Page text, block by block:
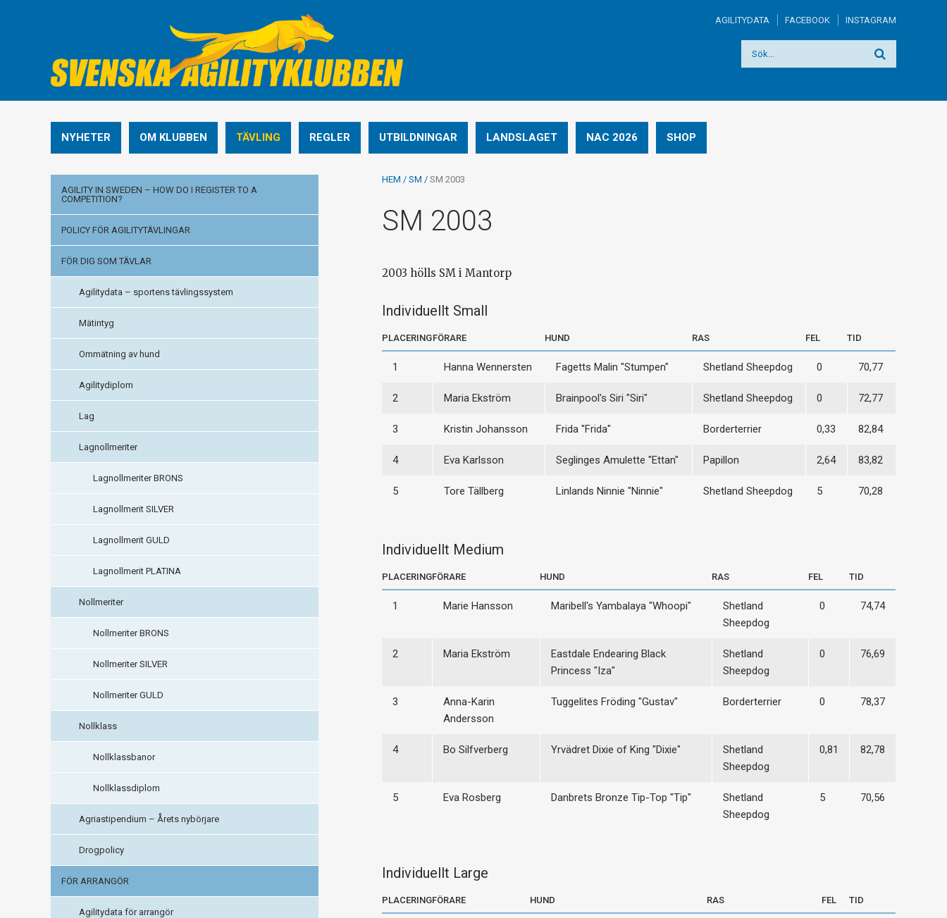
AGILITYDATA FACEBOOK INSTAGRAM
NYHETER OM KLUBBEN TÄVLING REGLER UTBILDNINGAR LANDSLAGET NAC 2026 SHOP
AGILITY IN SWEDEN – HOW DO I REGISTER TO A
COMPETITION?
POLICY FÖR AGILITYTÄVLINGAR
FÖR DIG SOM TÄVLAR
Agilitydata – sportens tävlingssystem
Mätintyg
Ommätning av hund
Agilitydiplom
Lag
Lagnollmeriter
Lagnollmeriter BRONS
Lagnollmerit SILVER
Lagnollmerit GULD
Lagnollmerit PLATINA
Nollmeriter
Nollmeriter BRONS
Nollmeriter SILVER
Nollmeriter GULD
Nollklass
Nollklassbanor
Nollklassdiplom
Agriastipendium – Årets nybörjare
Drogpolicy
FÖR ARRANGÖR
Agilitydata för arrangör
HEM / SM / SM 2003
SM 2003
2003 hölls SM i Mantorp
Individuellt Small
PLACERINGFÖRARE HUND RAS FEL TID
1 Hanna Wennersten Fagetts Malin "Stumpen" Shetland Sheepdog 0 70,77
2 Maria Ekström Brainpool's Siri "Siri" Shetland Sheepdog 0 72,77
3 Kristin Johansson Frida "Frida" Borderterrier 0,33 82,84
4 Eva Karlsson Seglinges Amulette "Ettan" Papillon 2,64 83,82
5 Tore Tällberg Linlands Ninnie "Ninnie" Shetland Sheepdog 5 70,28
Individuellt Medium
PLACERINGFÖRARE HUND RAS FEL TID
1 Marie Hansson Maribell's Yambalaya "Whoopi"
Shetland
Sheepdog
0 74,74
2 Maria Ekström
Eastdale Endearing Black
Princess "Iza"
Shetland
Sheepdog
0 76,69
3
Anna-Karin
Andersson
Tuggelites Fröding "Gustav" Borderterrier 0 78,37
4 Bo Silfverberg Yrvädret Dixie of King "Dixie"
Shetland
Sheepdog
0,81 82,78
5 Eva Rosberg Danbrets Bronze Tip-Top "Tip"
Shetland
Sheepdog
5 70,56
Individuellt Large
PLACERINGFÖRARE HUND RAS FEL TID